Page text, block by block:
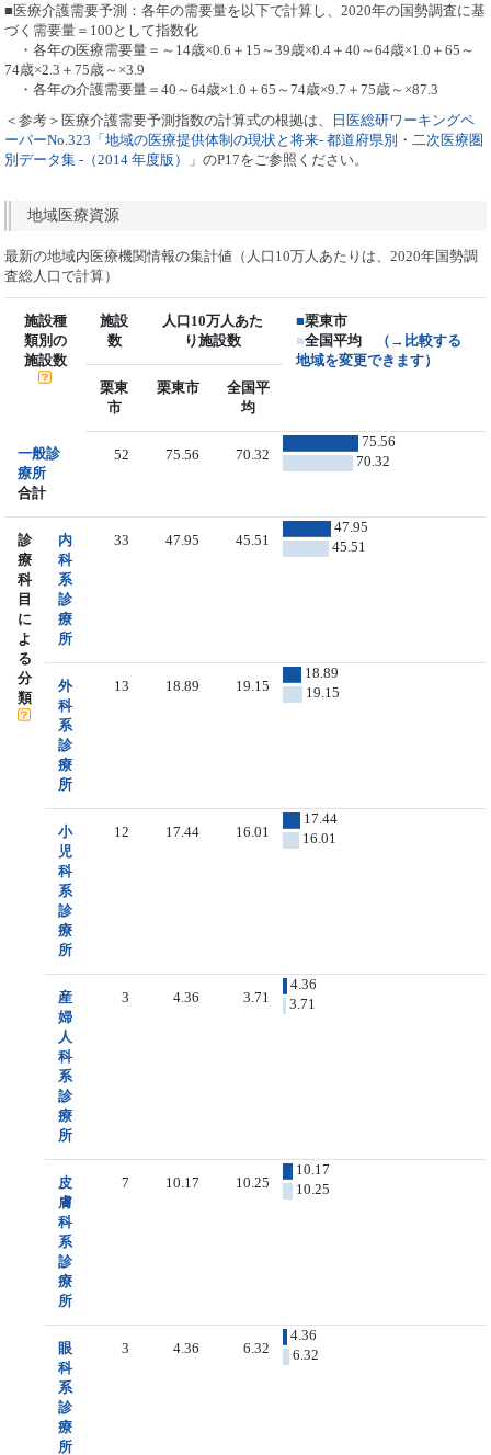
■医療介護需要予測：各年の需要量を以下で計算し、2020年の国勢調査に基
づく需要量＝100として指数化
・各年の医療需要量＝～14歳×0.6＋15～39歳×0.4＋40～64歳×1.0＋65～
74歳×2.3＋75歳～×3.9
・各年の介護需要量＝40～64歳×1.0＋65～74歳×9.7＋75歳～×87.3
＜参考＞医療介護需要予測指数の計算式の根拠は、
日医総研ワーキングペ
ーパーNo.323「地域の医療提供体制の現状と将来- 都道府県別・二次医療圏
別データ集 -（2014 年度版）」のP17をご参照ください。
地域医療資源
最新の地域内医療機関情報の集計値（人口10万人あたりは、2020年国勢調
査総人口で計算）
施設種
類別の
施設数
施設
数
人口10万人あた
り施設数
■栗東市
■全国平均
（→比較する
地域を変更できます）
栗東
市
栗東市
全国平
均
一般診
療所
合計
52 75.56 70.32
75.56
70.32
診
療
科
目
に
よ
る
分
類
内
科
系
診
療
所
33 47.95 45.51
47.95
45.51
外
科
系
診
療
所
13 18.89 19.15
18.89
19.15
小
児
科
系
診
療
所
12 17.44 16.01
17.44
16.01
産
婦
人
科
系
診
療
所
3 4.36 3.71
4.36
3.71
皮
膚
科
系
診
療
所
7 10.17 10.25
10.17
10.25
眼
科
系
診
療
所
3 4.36 6.32
4.36
6.32